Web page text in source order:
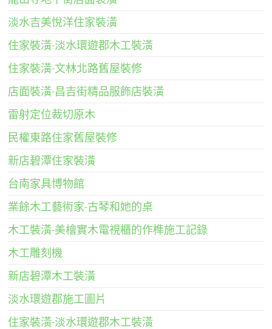
淡水吉美悅洋住家裝潢
住家裝潢-淡水環遊郡木工裝潢
住家裝潢-文林北路舊屋裝修
店面裝潢-昌吉街精品服飾店裝潢
雷射定位裁切原木
民權東路住家舊屋裝修
新店碧潭住家裝潢
台南家具博物館
業餘木工藝術家-古琴和她的桌
木工裝潢-美檜實木電視櫃的作榫施工記錄
木工雕刻機
新店碧潭木工裝潢
淡水環遊郡施工圖片
住家裝潢-淡水環遊郡木工裝潢